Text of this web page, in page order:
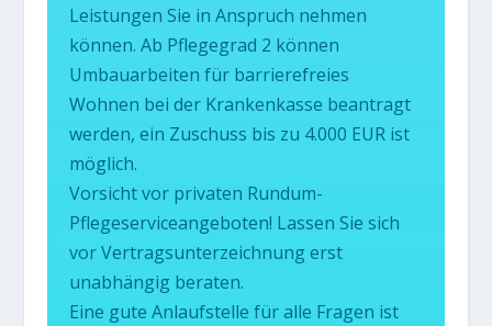
Leistungen Sie in Anspruch nehmen
können. Ab Pflegegrad 2 können
Umbauarbeiten für barrierefreies
Wohnen bei der Krankenkasse beantragt
werden, ein Zuschuss bis zu 4.000 EUR ist
möglich.
Vorsicht vor privaten Rundum-
Pflegeserviceangeboten! Lassen Sie sich
vor Vertragsunterzeichnung erst
unabhängig beraten.
Eine gute Anlaufstelle für alle Fragen ist